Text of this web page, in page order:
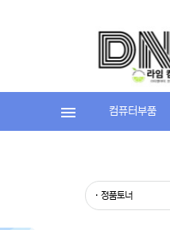
컴퓨터부품
· 정품토너